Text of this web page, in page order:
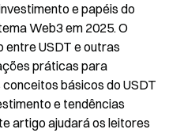
e papéis do
Web3 em 2025. O
USDT e outras
práticas para
básicos do USDT
e tendências
artigo ajudará os leitores